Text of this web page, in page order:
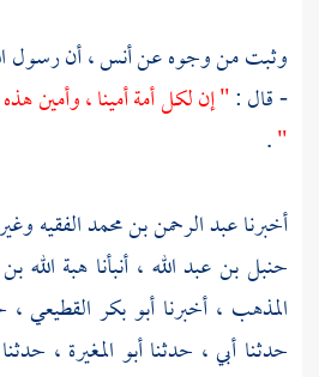
وثبت من وجوه عنأنس، أن رسول
- قال :" إن لكل أمة أمينا ، وأمين
"
.
أخبرناعبد الرحمن بن محمد الفقيه
حنبل بن عبد الله ، أنبأنا هبة الله
المذهب ، أخبرنا أبو بكر القطيعي ،
حدثنا أبي ، حدثناأبو المغيرة ، حدثنا